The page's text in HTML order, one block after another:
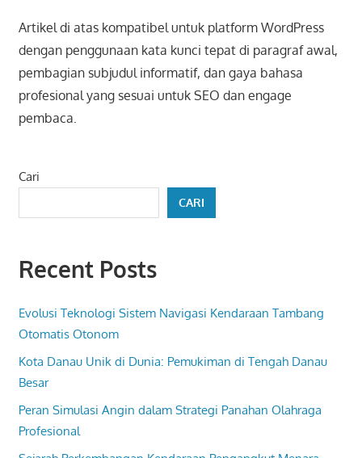
Artikel di atas kompatibel untuk platform WordPress
dengan penggunaan kata kunci tepat di paragraf awal,
pembagian subjudul informatif, dan gaya bahasa
profesional yang sesuai untuk SEO dan engage
pembaca.
Cari
CARI
Recent Posts
Evolusi Teknologi Sistem Navigasi Kendaraan Tambang
Otomatis Otonom
Kota Danau Unik di Dunia: Pemukiman di Tengah Danau
Besar
Peran Simulasi Angin dalam Strategi Panahan Olahraga
Profesional